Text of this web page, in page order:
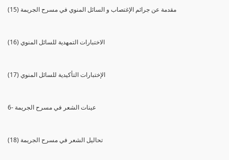
(15) مقدمة عن جرائم الإغتصاب و السائل المنوي في مسرح الجريمة
(16) الاختبارات التمهدية للسائل المنوي
(17) الإختبارات التأكيدية للسائل المنوي
6- عينات الشعر في مسرح الجريمة
(18) تحاليل الشعر في مسرح الجريمة